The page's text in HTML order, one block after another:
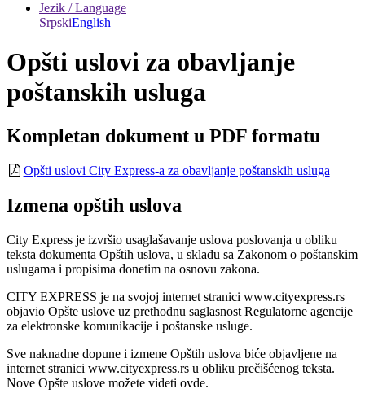
Jezik / Language
SrpskiEnglish
Opšti uslovi za obavljanje
poštanskih usluga
Kompletan dokument u PDF formatu
Opšti uslovi City Express-a za obavljanje poštanskih usluga
Izmena opštih uslova
City Express je izvršio usaglašavanje uslova poslovanja u obliku
teksta dokumenta Opštih uslova, u skladu sa Zakonom o poštanskim
uslugama i propisima donetim na osnovu zakona.
CITY EXPRESS je na svojoj internet stranici www.cityexpress.rs
objavio Opšte uslove uz prethodnu saglasnost Regulatorne agencije
za elektronske komunikacije i poštanske usluge.
Sve naknadne dopune i izmene Opštih uslova biće objavljene na
internet stranici www.cityexpress.rs u obliku prečišćenog teksta.
Nove Opšte uslove možete videti ovde.